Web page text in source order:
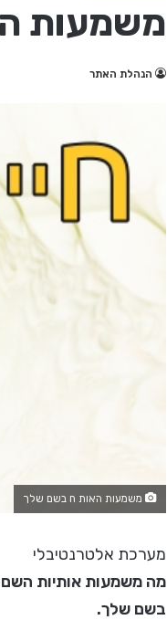
משמעות
הנהלת האתר
משמעות האות ח בשם שלך
מערכת אלטרנטיבלי
מה משמעות אותיות השם
בשם שלך.